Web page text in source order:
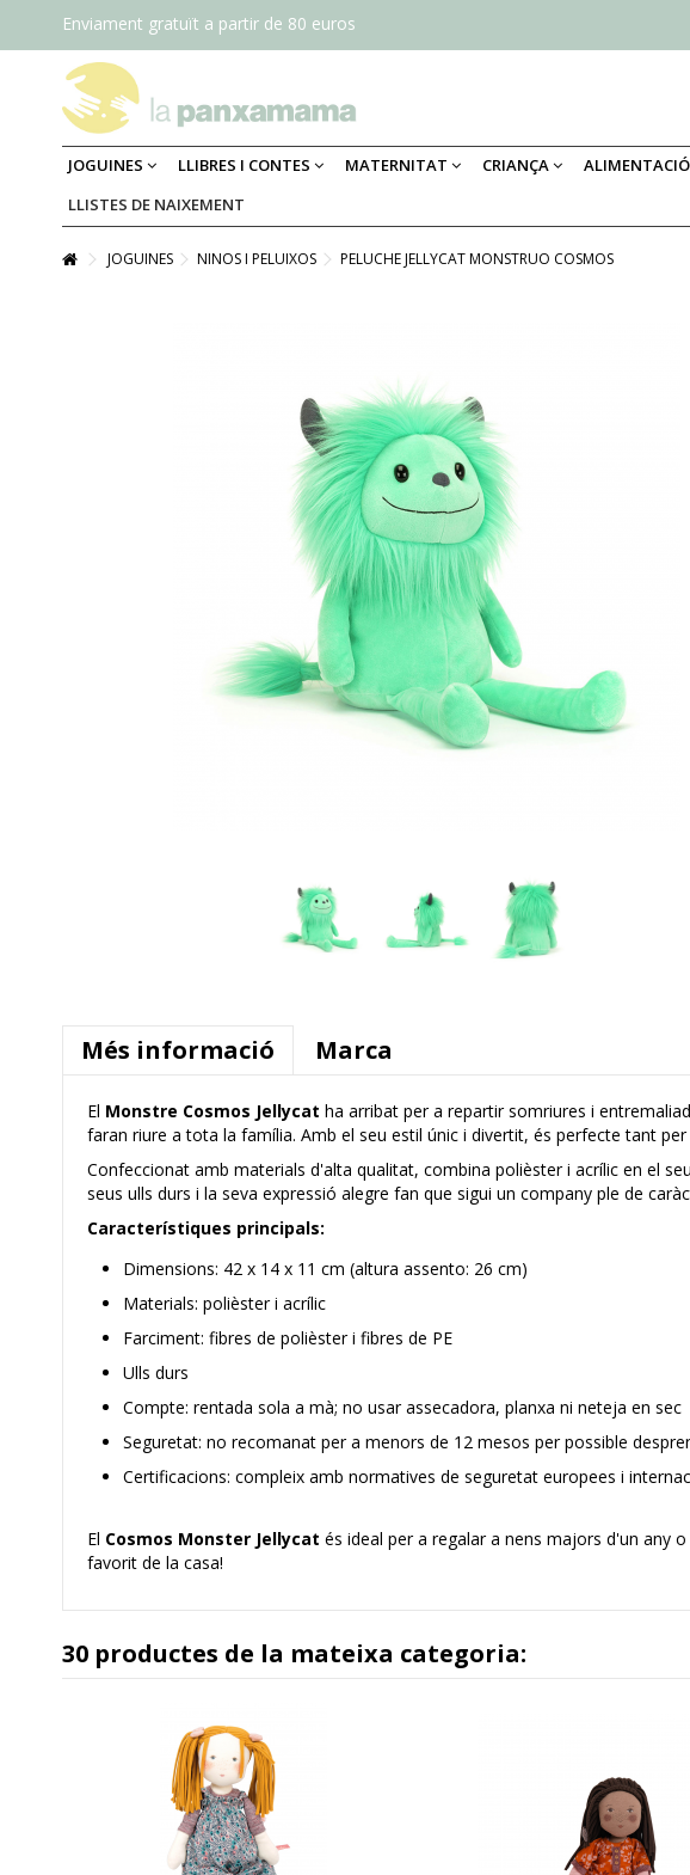
Enviament gratuït a partir de 80 euros
JOGUINES LLIBRES I CONTES MATERNITAT CRIANÇA ALIMENTACIÓ
LLISTES DE NAIXEMENT
JOGUINES NINOS I PELUIXOS PELUCHE JELLYCAT MONSTRUO COSMOS
Més informació Marca
El Monstre Cosmos Jellycat ha arribat per a repartir somriures i
faran riure a tota la família. Amb el seu estil únic i divertit, és perfecte tant
Confeccionat amb materials d'alta qualitat, combina polièster i acrílic en el
seus ulls durs i la seva expressió alegre fan que sigui un company ple de
Característiques principals:
Dimensions: 42 x 14 x 11 cm (altura assento: 26 cm)
Materials: polièster i acrílic
Farciment: fibres de polièster i fibres de PE
Ulls durs
Compte: rentada sola a mà; no usar assecadora, planxa ni neteja en sec
Seguretat: no recomanat per a menors de 12 mesos per possible
Certificacions: compleix amb normatives de seguretat europees i
El Cosmos Monster Jellycat és ideal per a regalar a nens majors d'un any
favorit de la casa!
30 productes de la mateixa categoria: